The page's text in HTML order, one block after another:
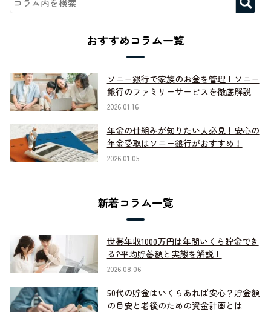
おすすめコラム一覧
ソニー銀行で家族のお金を管理！ソニー
銀行のファミリーサービスを徹底解説
2026.01.16
年金の仕組みが知りたい人必見！安心の
年金受取はソニー銀行がおすすめ！
2026.01.05
新着コラム一覧
世帯年収1000万円は年間いくら貯金でき
る?平均貯蓄額と実態を解説！
2026.08.06
50代の貯金はいくらあれば安心？貯金額
の目安と老後のための資金計画とは